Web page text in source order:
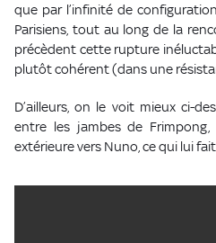
que par l’infinité de
Parisiens, tout au long de la
précèdent cette rupture
plutôt cohérent (dans une
D’ailleurs, on le voit mieux ci-
entre les jambes de
extérieure vers Nuno, ce qui lui